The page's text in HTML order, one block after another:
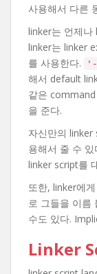
사용해서 다른
linker는 언제나
linker는 linker
를 사용한다.
해서 default
같은
을 준다.
자신만의 linker
용해서 줄 수
linker script를
또한, linker에
로 그들을 이름
수도 있다.
Linker